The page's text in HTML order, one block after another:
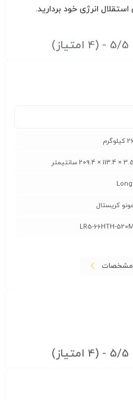
انرژی خود بردارید.
5/5 - (4 امتیاز)
26 کیلوگرم
3.5 × 113.4 × 209.4 سانتیمتر
Longi
مونو کریستال
LR5-66HTH-520M
مشخصات
5/5 - (4 امتیاز)